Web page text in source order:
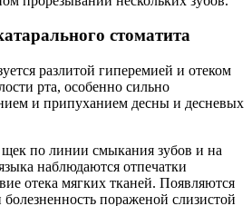
стоматита
разлитой гиперемией и отеком
рта, особенно сильно
и припуханием десны и десневых
по линии смыкания зубов и на
наблюдаются отпечатки
отека мягких тканей. Появляются
болезненность пораженой слизистой